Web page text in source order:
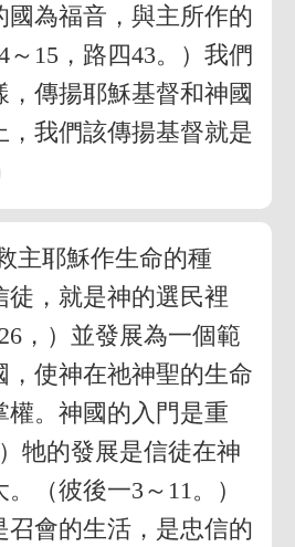
國為福音，與主所作的
～15，路四43。）我們
傳揚耶穌基督和神國
，我們該傳揚基督就是
主耶穌作生命的種
徒，就是神的選民裡
，）並發展為一個範
，使神在祂神聖的生命
權。神國的入門是重
牠的發展是信徒在神
（彼後一3～11。）
召會的生活，是忠信的